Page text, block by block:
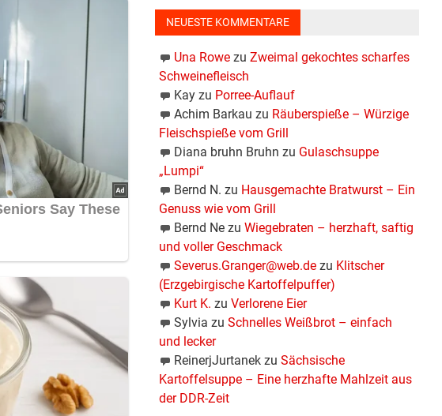
NEUESTE KOMMENTARE
Una Rowezu Zweimal gekochtes scharfes
Schweinefleisch
Kayzu Porree-Auflauf
Achim Barkau zu Räuberspieße – Würzige
Fleischspieße vom Grill
Diana bruhn Bruhn zu Gulaschsuppe
„Lumpi“
Bernd N. zu Hausgemachte Bratwurst – Ein
Genuss wie vom Grill
Bernd Nezu Wiegebraten – herzhaft, saftig
und voller Geschmack
Severus.Granger@web.dezu Klitscher
(Erzgebirgische Kartoffelpuffer)
Kurt K. zu Verlorene Eier
Sylvia zu Schnelles Weißbrot – einfach
und lecker
ReinerjJurtanekzu Sächsische
Kartoffelsuppe – Eine herzhafte Mahlzeit aus
der DDR-Zeit